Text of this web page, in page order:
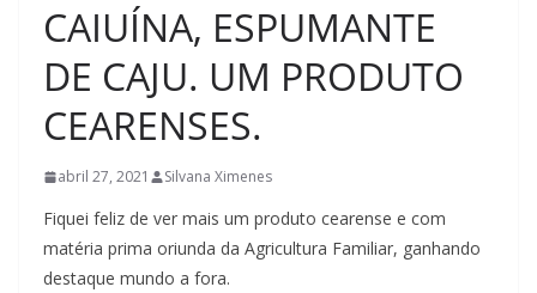
CAIUÍNA, ESPUMANTE
DE CAJU. UM PRODUTO
CEARENSES.
abril 27, 2021 Silvana Ximenes
Fiquei feliz de ver mais um produto cearense e com
matéria prima oriunda da Agricultura Familiar, ganhando
destaque mundo a fora.